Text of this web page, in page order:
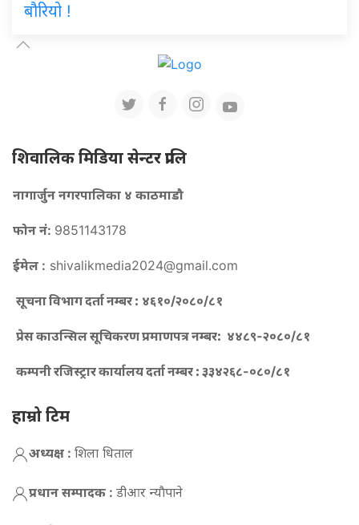
बौरियो !
शिवालिक मिडिया सेन्टर प्रालि
नागार्जुन नगरपालिका ४ काठमाडौ
फोन नं: 9851143178
ईमेल : shivalikmedia2024@gmail.com
सूचना विभाग दर्ता नम्बर : ४६१०/२०८०/८१
प्रेस काउन्सिल सूचिकरण प्रमाणपत्र नम्बर: ४४८९-२०८०/८१
कम्पनी रजिस्ट्रार कार्यालय दर्ता नम्बर : ३३४२६८-०८०/८१
हाम्रो टिम
अध्यक्ष : शिला धिताल
प्रधान सम्पादक : डीआर न्याैपाने